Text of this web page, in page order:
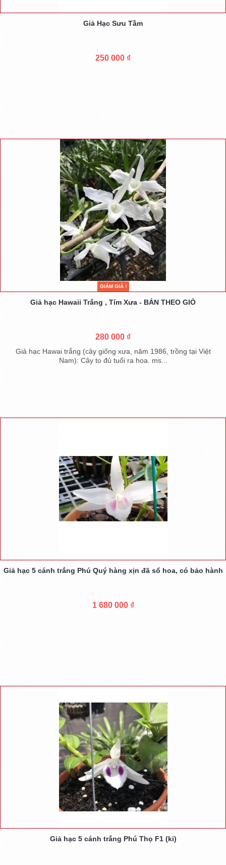
Giả Hạc Sưu Tầm
250 000 ₫
GIẢM GIÁ !
Giả hạc Hawaii Trắng , Tím Xưa - BÁN THEO GIÒ
280 000 ₫
Giả hạc Hawai trắng (cây giống xưa, năm 1986, trồng tại Việt
Nam): Cây to đủ tuổi ra hoa. ms...
Giả hạc 5 cánh trắng Phú Quý hàng xịn đã sổ hoa, có bảo hành
1 680 000 ₫
Giả hạc 5 cánh trắng Phú Thọ F1 (ki)